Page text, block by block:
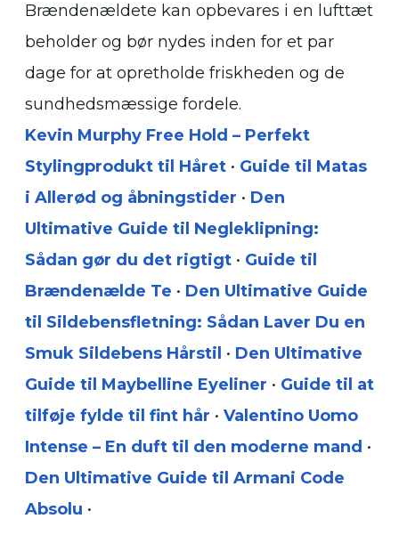
Brændenældete kan opbevares i en lufttæt
beholder og bør nydes inden for et par
dage for at opretholde friskheden og de
sundhedsmæssige fordele.
Kevin Murphy Free Hold – Perfekt
Stylingprodukt til Håret • Guide til Matas
i Allerød og åbningstider • Den
Ultimative Guide til Negleklipning:
Sådan gør du det rigtigt • Guide til
Brændenælde Te • Den Ultimative Guide
til Sildebensfletning: Sådan Laver Du en
Smuk Sildebens Hårstil • Den Ultimative
Guide til Maybelline Eyeliner • Guide til at
tilføje fylde til fint hår • Valentino Uomo
Intense – En duft til den moderne mand •
Den Ultimative Guide til Armani Code
Absolu •